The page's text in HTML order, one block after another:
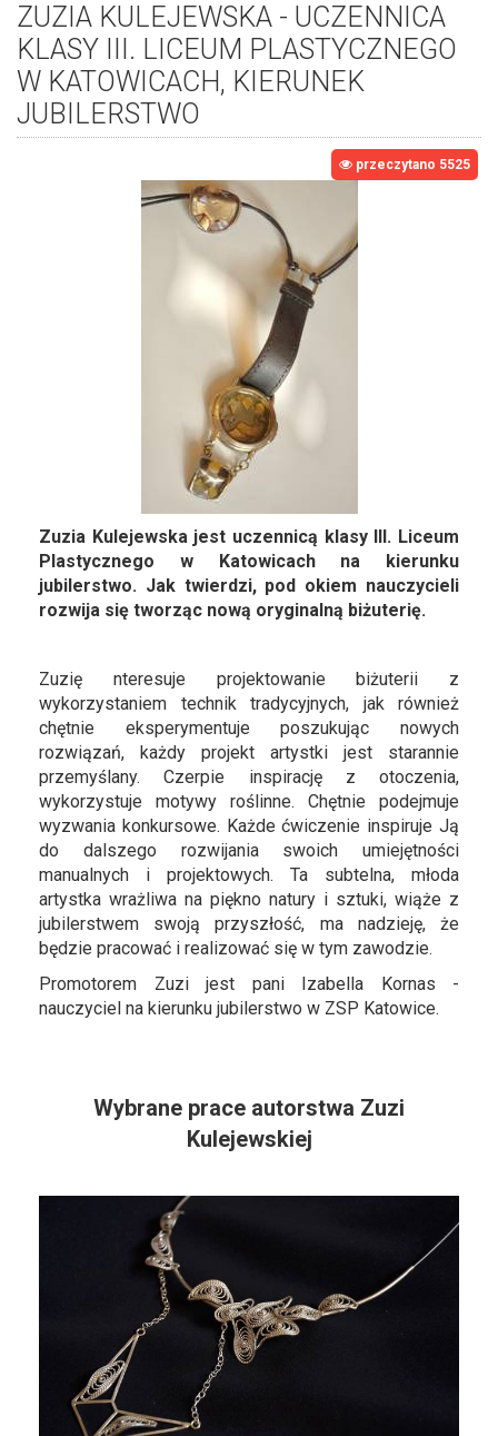
ZUZIA KULEJEWSKA - UCZENNICA
KLASY III. LICEUM PLASTYCZNEGO
W KATOWICACH, KIERUNEK
JUBILERSTWO
przeczytano 5525
Zuzia Kulejewska jest uczennicą klasy III. Liceum
Plastycznego w Katowicach na kierunku
jubilerstwo. Jak twierdzi, pod okiem nauczycieli
rozwija się tworząc nową oryginalną biżuterię.
Zuzię nteresuje projektowanie biżuterii z
wykorzystaniem technik tradycyjnych, jak również
chętnie eksperymentuje poszukując nowych
rozwiązań, każdy projekt artystki jest starannie
przemyślany. Czerpie inspirację z otoczenia,
wykorzystuje motywy roślinne. Chętnie podejmuje
wyzwania konkursowe. Każde ćwiczenie inspiruje Ją
do dalszego rozwijania swoich umiejętności
manualnych i projektowych. Ta subtelna, młoda
artystka wrażliwa na piękno natury i sztuki, wiąże z
jubilerstwem swoją przyszłość, ma nadzieję, że
będzie pracować i realizować się w tym zawodzie.
Promotorem Zuzi jest pani Izabella Kornas -
nauczyciel na kierunku jubilerstwo w ZSP Katowice.
Wybrane prace autorstwa Zuzi
Kulejewskiej